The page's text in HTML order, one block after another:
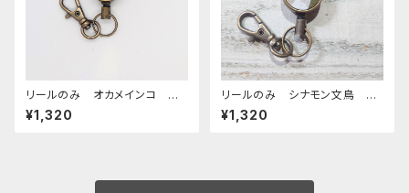
リールのみ オカメインコ モノ
トーン ネイビー おかめいん
こ
¥1,320
リールのみ シナモン文鳥 グ
リーン 文鳥 ぶんちょう ブン
チョウ
¥1,320